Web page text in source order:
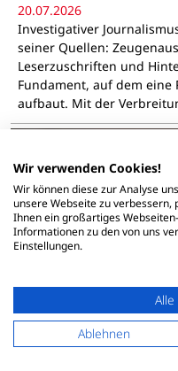
20.07.2026
Investigativer
seiner Quellen:
Leserzuschriften und
Fundament, auf dem
aufbaut. Mit der
Wir verwenden Cookies!
Wir können diese zur Analyse
unsere Webseite zu
Ihnen ein großartiges
Informationen zu den von uns
Einstellungen.
Ablehnen